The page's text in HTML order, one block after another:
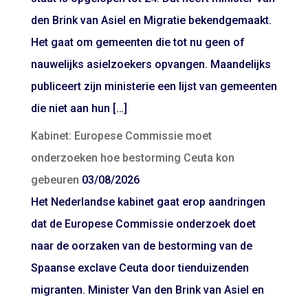
den Brink van Asiel en Migratie bekendgemaakt.
Het gaat om gemeenten die tot nu geen of
nauwelijks asielzoekers opvangen. Maandelijks
publiceert zijn ministerie een lijst van gemeenten
die niet aan hun […]
Kabinet: Europese Commissie moet
onderzoeken hoe bestorming Ceuta kon
gebeuren 03/08/2026
Het Nederlandse kabinet gaat erop aandringen
dat de Europese Commissie onderzoek doet
naar de oorzaken van de bestorming van de
Spaanse exclave Ceuta door tienduizenden
migranten. Minister Van den Brink van Asiel en